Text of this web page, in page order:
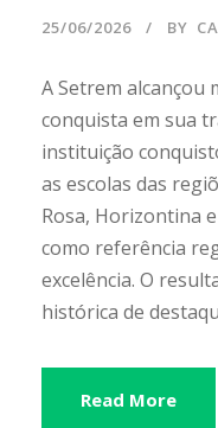
25/06/2026 BY
A Setrem alcançou
conquista em sua
instituição
as escolas das
Rosa, Horizontina
como referência
excelência. O
histórica de
Read More